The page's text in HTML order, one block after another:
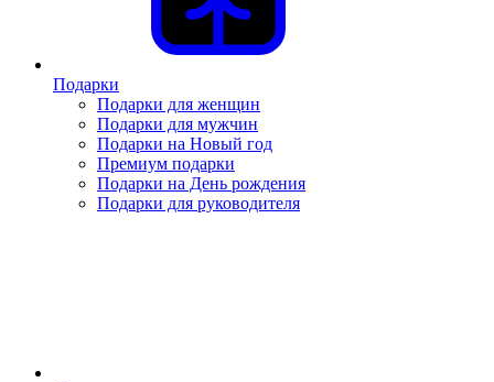
Подарки
Подарки для женщин
Подарки для мужчин
Подарки на Новый год
Премиум подарки
Подарки на День рождения
Подарки для руководителя